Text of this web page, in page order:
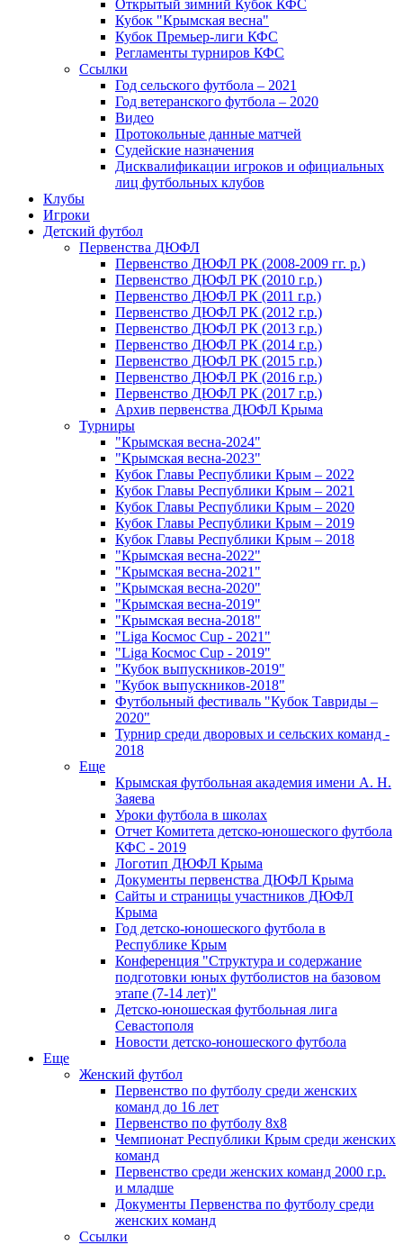
Открытый зимний Кубок КФС
Кубок "Крымская весна"
Кубок Премьер-лиги КФС
Регламенты турниров КФС
Ссылки
Год сельского футбола – 2021
Год ветеранского футбола – 2020
Видео
Протокольные данные матчей
Судейские назначения
Дисквалификации игроков и официальных
лиц футбольных клубов
Клубы
Игроки
Детский футбол
Первенства ДЮФЛ
Первенство ДЮФЛ РК (2008-2009 гг. р.)
Первенство ДЮФЛ РК (2010 г.р.)
Первенство ДЮФЛ РК (2011 г.р.)
Первенство ДЮФЛ РК (2012 г.р.)
Первенство ДЮФЛ РК (2013 г.р.)
Первенство ДЮФЛ РК (2014 г.р.)
Первенство ДЮФЛ РК (2015 г.р.)
Первенство ДЮФЛ РК (2016 г.р.)
Первенство ДЮФЛ РК (2017 г.р.)
Архив первенства ДЮФЛ Крыма
Турниры
"Крымская весна-2024"
"Крымская весна-2023"
Кубок Главы Республики Крым – 2022
Кубок Главы Республики Крым – 2021
Кубок Главы Республики Крым – 2020
Кубок Главы Республики Крым – 2019
Кубок Главы Республики Крым – 2018
"Крымская весна-2022"
"Крымская весна-2021"
"Крымская весна-2020"
"Крымская весна-2019"
"Крымская весна-2018"
"Liga Космос Cup - 2021"
"Liga Космос Cup - 2019"
"Кубок выпускников-2019"
"Кубок выпускников-2018"
Футбольный фестиваль "Кубок Тавриды –
2020"
Турнир среди дворовых и сельских команд -
2018
Еще
Крымская футбольная академия имени А. Н.
Заяева
Уроки футбола в школах
Отчет Комитета детско-юношеского футбола
КФС - 2019
Логотип ДЮФЛ Крыма
Документы первенства ДЮФЛ Крыма
Сайты и страницы участников ДЮФЛ
Крыма
Год детско-юношеского футбола в
Республике Крым
Конференция "Структура и содержание
подготовки юных футболистов на базовом
этапе (7-14 лет)"
Детско-юношеская футбольная лига
Севастополя
Новости детско-юношеского футбола
Еще
Женский футбол
Первенство по футболу среди женских
команд до 16 лет
Первенство по футболу 8х8
Чемпионат Республики Крым среди женских
команд
Первенство среди женских команд 2000 г.р.
и младше
Документы Первенства по футболу среди
женских команд
Ссылки